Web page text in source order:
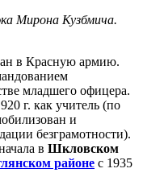
Мирона Кузбмича.
в Красную армию.
младшего офицера.
г. как учитель (по
и
безграмотности).
в Шкловском
районе с 1935